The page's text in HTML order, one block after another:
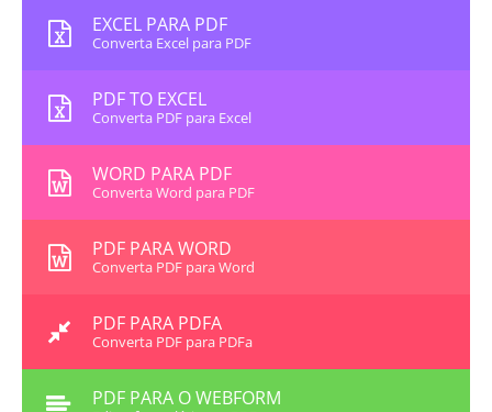
EXCEL PARA PDF
Converta Excel para PDF
PDF TO EXCEL
Converta PDF para Excel
WORD PARA PDF
Converta Word para PDF
PDF PARA WORD
Converta PDF para Word
PDF PARA PDFA
Converta PDF para PDFa
PDF PARA O WEBFORM